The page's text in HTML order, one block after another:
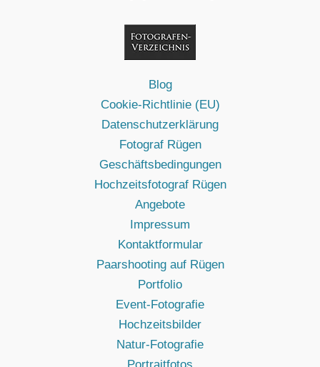
Blog
Cookie-Richtlinie (EU)
Datenschutzerklärung
Fotograf Rügen
Geschäftsbedingungen
Hochzeitsfotograf Rügen
Angebote
Impressum
Kontaktformular
Paarshooting auf Rügen
Portfolio
Event-Fotografie
Hochzeitsbilder
Natur-Fotografie